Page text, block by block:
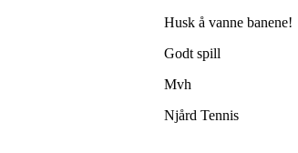
Husk å vanne banene!
Godt spill
Mvh
Njård Tennis